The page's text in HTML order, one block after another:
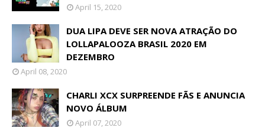
April 15, 2020
DUA LIPA DEVE SER NOVA ATRAÇÃO DO
LOLLAPALOOZA BRASIL 2020 EM
DEZEMBRO
April 08, 2020
CHARLI XCX SURPREENDE FÃS E ANUNCIA
NOVO ÁLBUM
April 07, 2020